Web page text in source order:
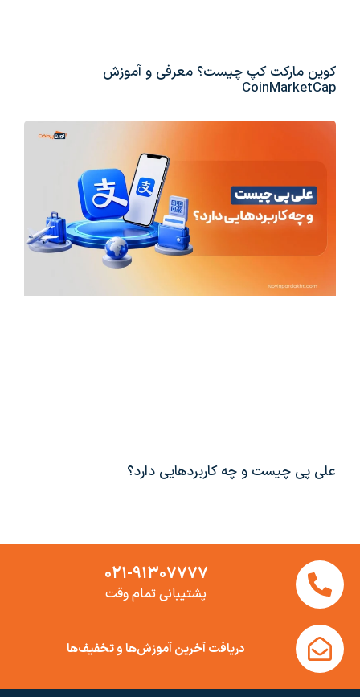
کوین مارکت کپ چیست؟ معرفی و آموزش
CoinMarketCap
علی پی چیست و چه کاربردهایی دارد؟
۰۲۱-۹۱۳۰۷۷۷۷
پشتیبانی تمام وقت
دریافت آخرین آموزش‌ها و تخفیف‌ها